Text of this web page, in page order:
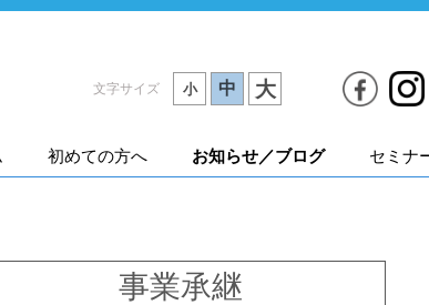
文字サイズ 小 中 大
初めての方へ お知らせ／ブログ セミナ
事業承継